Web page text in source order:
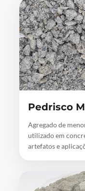
Pedrisco
Agregado de
utilizado em
artefatos e